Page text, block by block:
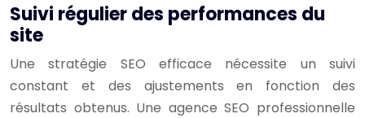
Suivi régulier des performances du
site
Une stratégie SEO efficace nécessite un suivi
constant et des ajustements en fonction des
résultats obtenus. Une agence SEO professionnelle